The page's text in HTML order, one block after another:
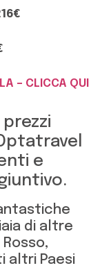
– CLICCA QUI
e
di altre
altri Paesi